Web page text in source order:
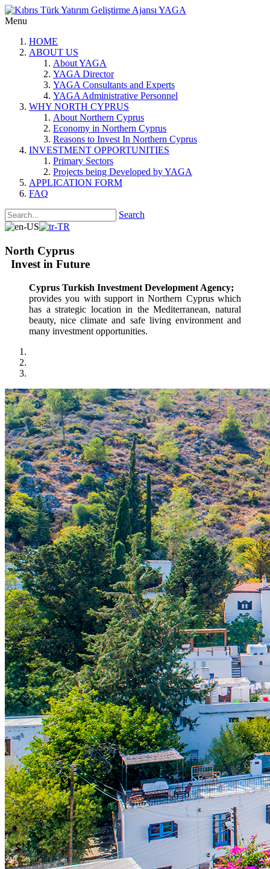
Menu
HOME
ABOUT US
About YAGA
YAGA Director
YAGA Consultants and Experts
YAGA Administrative Personnel
WHY NORTH CYPRUS
About Northern Cyprus
Economy in Northern Cyprus
Reasons to Invest In Northern Cyprus
INVESTMENT OPPORTUNITIES
Primary Sectors
Projects being Developed by YAGA
APPLICATION FORM
FAQ
Search
North Cyprus
Invest in Future
Cyprus Turkish Investment Development Agency;
provides you with support in Northern Cyprus which
has a strategic location in the Mediterranean, natural
beauty, nice climate and safe living environment and
many investment opportunities.